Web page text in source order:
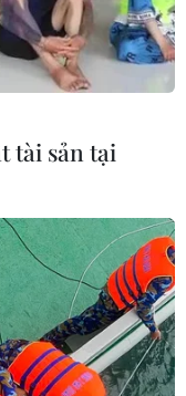
Thái Lan tại
trình tại vòng loại
Thái Lan trên
tài sản tại